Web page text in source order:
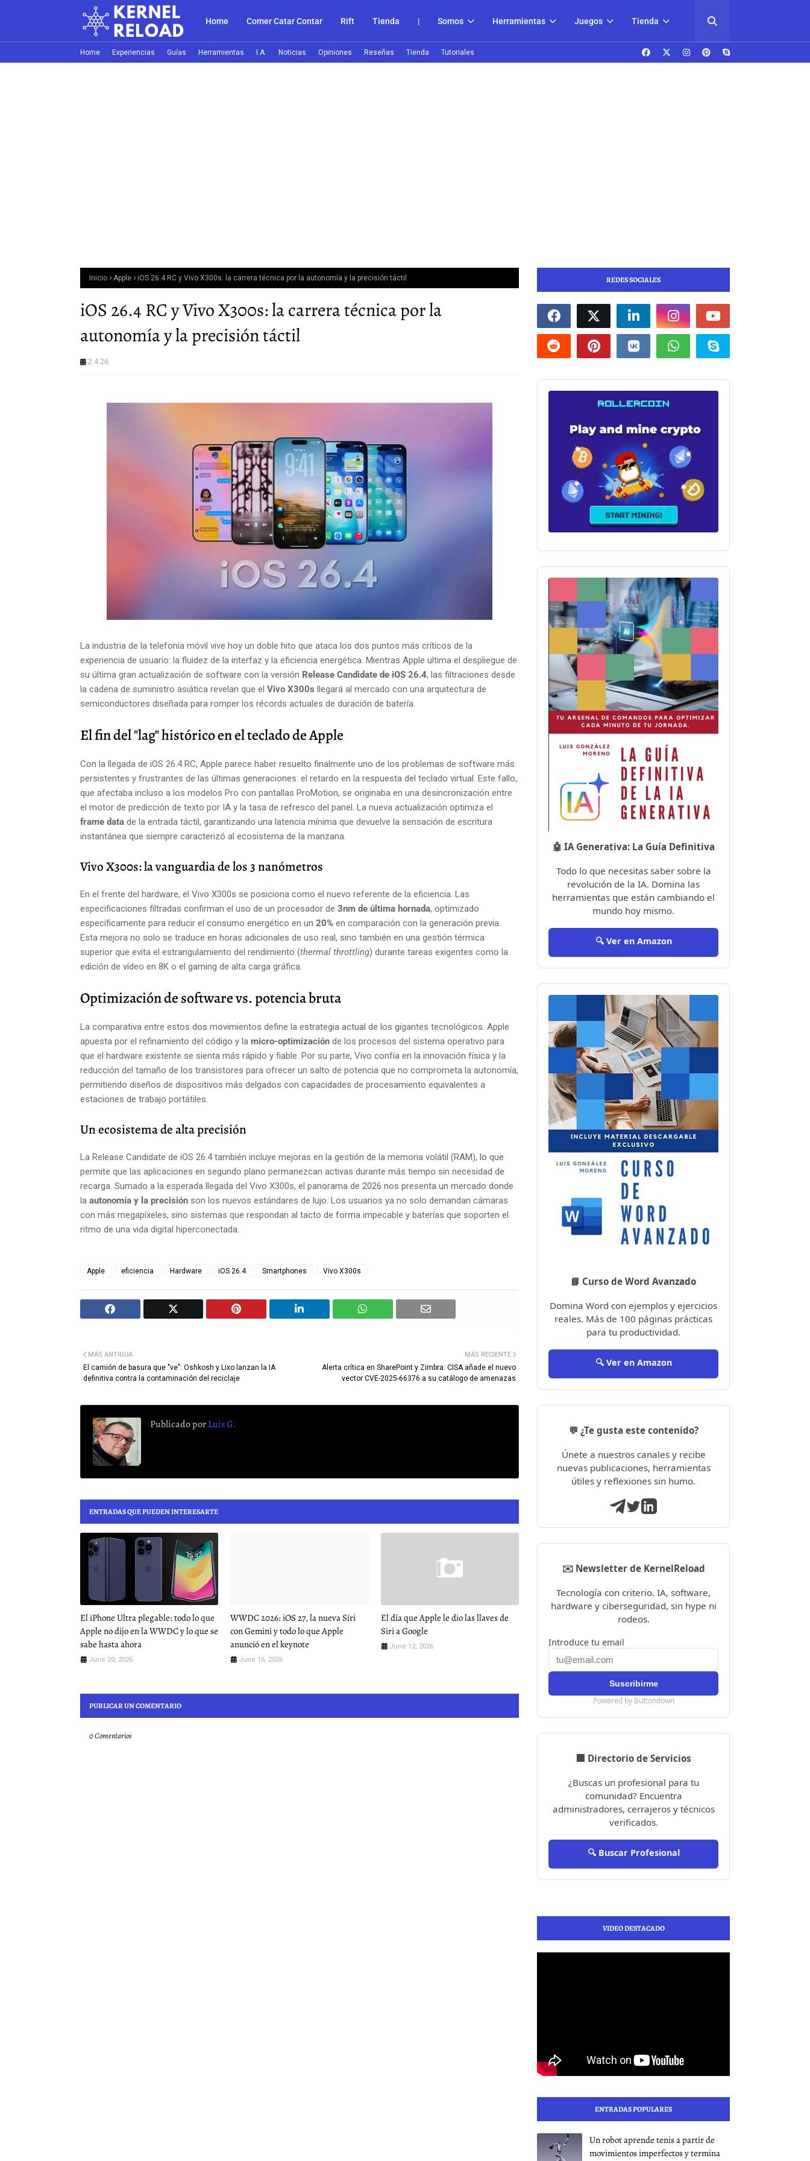
Home Comer Catar Contar Rift Tienda | Somos Herramientas Juegos Tienda
Home Experiencias Guías Herramientas I.A. Noticias Opiniones Reseñas Tienda Tutoriales
Inicio Apple iOS 26.4 RC y Vivo X300s: la carrera técnica por la autonomía y la precisión táctil
iOS 26.4 RC y Vivo X300s: la carrera técnica por la
autonomía y la precisión táctil
2.4.26
La industria de la telefonía móvil vive hoy un doble hito que ataca los dos puntos más críticos de la
experiencia de usuario: la fluidez de la interfaz y la eficiencia energética. Mientras Apple ultima el despliegue de
su última gran actualización de software con la versión Release Candidate de iOS 26.4, las filtraciones desde
la cadena de suministro asiática revelan que el Vivo X300s llegará al mercado con una arquitectura de
semiconductores diseñada para romper los récords actuales de duración de batería.
El fin del "lag" histórico en el teclado de Apple
Con la llegada de iOS 26.4 RC, Apple parece haber resuelto finalmente uno de los problemas de software más
persistentes y frustrantes de las últimas generaciones: el retardo en la respuesta del teclado virtual. Este fallo,
que afectaba incluso a los modelos Pro con pantallas ProMotion, se originaba en una desincronización entre
el motor de predicción de texto por IA y la tasa de refresco del panel. La nueva actualización optimiza el
frame data de la entrada táctil, garantizando una latencia mínima que devuelve la sensación de escritura
instantánea que siempre caracterizó al ecosistema de la manzana.
Vivo X300s: la vanguardia de los 3 nanómetros
En el frente del hardware, el Vivo X300s se posiciona como el nuevo referente de la eficiencia. Las
especificaciones filtradas confirman el uso de un procesador de 3nm de última hornada, optimizado
específicamente para reducir el consumo energético en un 20% en comparación con la generación previa.
Esta mejora no solo se traduce en horas adicionales de uso real, sino también en una gestión térmica
superior que evita el estrangulamiento del rendimiento (thermal throttling) durante tareas exigentes como la
edición de vídeo en 8K o el gaming de alta carga gráfica.
Optimización de software vs. potencia bruta
La comparativa entre estos dos movimientos define la estrategia actual de los gigantes tecnológicos. Apple
apuesta por el refinamiento del código y la micro-optimización de los procesos del sistema operativo para
que el hardware existente se sienta más rápido y fiable. Por su parte, Vivo confía en la innovación física y la
reducción del tamaño de los transistores para ofrecer un salto de potencia que no comprometa la autonomía,
permitiendo diseños de dispositivos más delgados con capacidades de procesamiento equivalentes a
estaciones de trabajo portátiles.
Un ecosistema de alta precisión
La Release Candidate de iOS 26.4 también incluye mejoras en la gestión de la memoria volátil (RAM), lo que
permite que las aplicaciones en segundo plano permanezcan activas durante más tiempo sin necesidad de
recarga. Sumado a la esperada llegada del Vivo X300s, el panorama de 2026 nos presenta un mercado donde
la autonomía y la precisión son los nuevos estándares de lujo. Los usuarios ya no solo demandan cámaras
con más megapíxeles, sino sistemas que respondan al tacto de forma impecable y baterías que soporten el
ritmo de una vida digital hiperconectada.
Apple eficiencia Hardware iOS 26.4 Smartphones Vivo X300s
MÁS RECIENTE
Alerta crítica en SharePoint y Zimbra: CISA añade el nuevo
vector CVE-2025-66376 a su catálogo de amenazas
MÁS ANTIGUA
El camión de basura que "ve": Oshkosh y Lixo lanzan la IA
definitiva contra la contaminación del reciclaje
Publicado porLuis G.
ENTRADAS QUE PUEDEN INTERESARTE
El iPhone Ultra plegable: todo lo que
Apple no dijo en la WWDC y lo que se
sabe hasta ahora
June 20, 2026
WWDC 2026: iOS 27, la nueva Siri
con Gemini y todo lo que Apple
anunció en el keynote
June 16, 2026
El día que Apple le dio las llaves de
Siri a Google
June 12, 2026
PUBLICAR UN COMENTARIO
0 Comentarios
REDES SOCIALES
🤖 IA Generativa: La Guía Definitiva
Todo lo que necesitas saber sobre la
revolución de la IA. Domina las
herramientas que están cambiando el
mundo hoy mismo.
🔍 Ver en Amazon
📘 Curso de Word Avanzado
Domina Word con ejemplos y ejercicios
reales. Más de 100 páginas prácticas
para tu productividad.
🔍 Ver en Amazon
💬 ¿Te gusta este contenido?
Únete a nuestros canales y recibe
nuevas publicaciones, herramientas
útiles y reflexiones sin humo.
✉️ Newsletter de KernelReload
Tecnología con criterio. IA, software,
hardware y ciberseguridad, sin hype ni
rodeos.
Introduce tu email
Powered by Buttondown
🏢 Directorio de Servicios
¿Buscas un profesional para tu
comunidad? Encuentra
administradores, cerrajeros y técnicos
verificados.
🔍 Buscar Profesional
VIDEO DESTACADO
ENTRADAS POPULARES
Un robot aprende tenis a partir de
movimientos imperfectos y termina